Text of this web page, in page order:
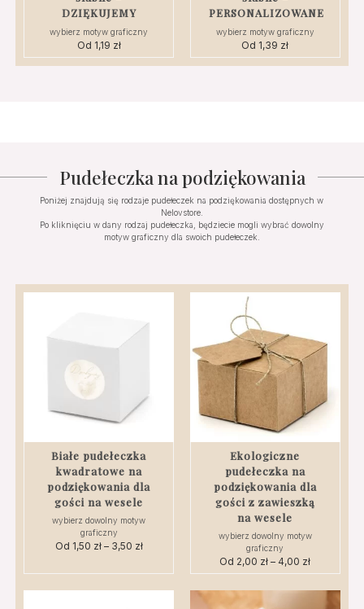
DZIĘKUJEMY
wybierz motyw graficzny
Od 1,19 zł
PERSONALIZOWANE
wybierz motyw graficzny
Od 1,39 zł
Pudełeczka na podziękowania
Poniżej znajdują się rodzaje pudełeczek na podziękowania dostępnych w
Nelovstore.
Po kliknięciu w dany rodzaj pudełeczka, będziecie mogli wybrać dowolny
motyw graficzny dla swoich pudełeczek.
Białe pudełeczka
kwadratowe na
podziękowania dla
gości na wesele
wybierz dowolny motyw
graficzny
Od 1,50 zł – 3,50 złZakres
od
1,50 zł
Ekologiczne
pudełeczka na
podziękowania dla
gości z zawieszką
na wesele
wybierz dowolny motyw
graficzny
Od 2,00 zł – 4,00 zł
cen:
od